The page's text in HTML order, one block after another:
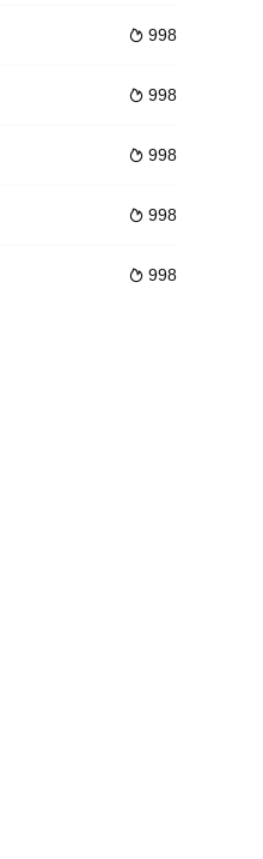
精神崩溃的她通过网络
制作模型。一直以来，新
“婴胎报仇”，“娘娘索
 998
 998
 998
 998
 998